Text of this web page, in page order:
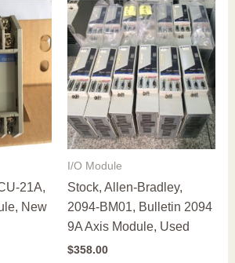
21A,
New
I/O Module
Stock, Allen-Bradley,
2094-BM01, Bulletin 2094
9A Axis Module, Used
$358.00